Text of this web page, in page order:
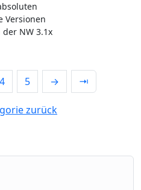
Versionen
NW 3.1x
4 5 → ⇥
zurück